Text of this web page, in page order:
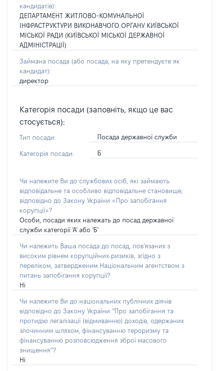
кандидатів):
ДЕПАРТАМЕНТ ЖИТЛОВО-КОМУНАЛЬНОЇ
ІНФРАСТРУКТУРИ ВИКОНАВЧОГО ОРГАНУ КИЇВСЬКОЇ
МІСЬКОЇ РАДИ (КИЇВСЬКОЇ МІСЬКОЇ ДЕРЖАВНОЇ
АДМІНІСТРАЦІЇ)
Займана посада (або посада, на яку претендуєте як
кандидат):
директор
Категорія посади (заповніть, якщо це вас
стосується):
Тип посади: Посада державної служби
Категорія посади: Б
Чи належите Ви до службових осіб, які займають
відповідальне та особливо відповідальне становище,
відповідно до Закону України «Про запобігання
корупції»?
Особи, посади яких належать до посад державної
служби категорії 'А' або 'Б'
Чи належить Ваша посада до посад, пов'язаних з
високим рівнем корупційних ризиків, згідно з
переліком, затвердженим Національним агентством з
питань запобігання корупції?
Ні
Чи належите Ви до національних публічних діячів
відповідно до Закону України “Про запобігання та
протидію легалізації (відмиванню) доходів, одержаних
злочинним шляхом, фінансуванню тероризму та
фінансуванню розповсюдження зброї масового
знищення”?
Ні